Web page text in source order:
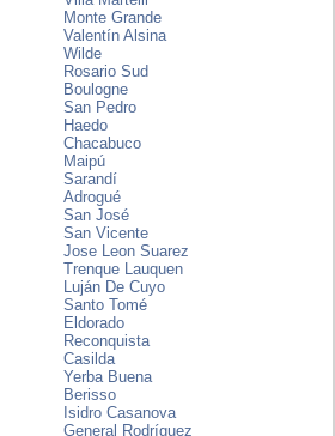
Monte Grande
Valentín Alsina
Wilde
Rosario Sud
Boulogne
San Pedro
Haedo
Chacabuco
Maipú
Sarandí
Adrogué
San José
San Vicente
Jose Leon Suarez
Trenque Lauquen
Luján De Cuyo
Santo Tomé
Eldorado
Reconquista
Casilda
Yerba Buena
Berisso
Isidro Casanova
General Rodríguez